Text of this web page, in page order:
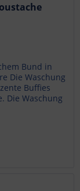
Bund in
Die Waschung
Buffies
Die Waschung